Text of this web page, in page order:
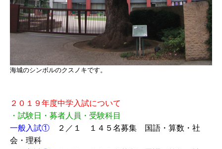
海城のシンボルのクスノキです。
２０１９年度中学入試について
・試験日・募者人員・受験科目
一般入試① ２／１ １４５名募集 国語・算数・社
会・理科